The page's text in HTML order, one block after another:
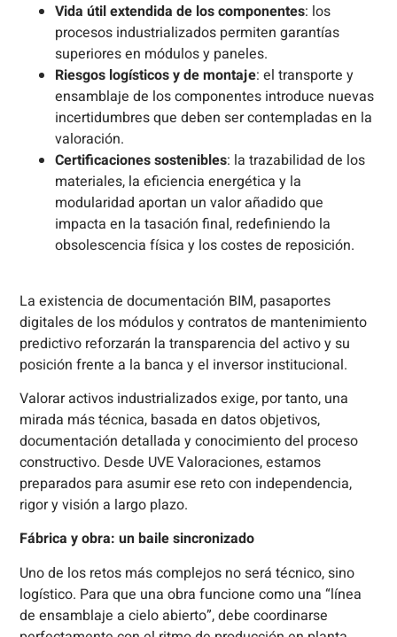
Vida útil extendida de los componentes: los
procesos industrializados permiten garantías
superiores en módulos y paneles.
Riesgos logísticos y de montaje: el transporte y
ensamblaje de los componentes introduce nuevas
incertidumbres que deben ser contempladas en la
valoración.
Certificaciones sostenibles: la trazabilidad de los
materiales, la eficiencia energética y la
modularidad aportan un valor añadido que
impacta en la tasación final, redefiniendo la
obsolescencia física y los costes de reposición.
La existencia de documentación BIM, pasaportes
digitales de los módulos y contratos de mantenimiento
predictivo reforzarán la transparencia del activo y su
posición frente a la banca y el inversor institucional.
Valorar activos industrializados exige, por tanto, una
mirada más técnica, basada en datos objetivos,
documentación detallada y conocimiento del proceso
constructivo. Desde UVE Valoraciones, estamos
preparados para asumir ese reto con independencia,
rigor y visión a largo plazo.
Fábrica y obra: un baile sincronizado
Uno de los retos más complejos no será técnico, sino
logístico. Para que una obra funcione como una “línea
de ensamblaje a cielo abierto”, debe coordinarse